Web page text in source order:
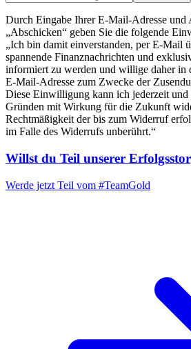
Durch Eingabe Ihrer E-Mail-Adresse und
„Abschicken“ geben Sie die folgende
„Ich bin damit einverstanden, per E-Mail
spannende Finanznachrichten und
informiert zu werden und willige daher in
E-Mail-Adresse zum Zwecke der
Diese Einwilligung kann ich jederzeit und
Gründen mit Wirkung für die Zukunft
Rechtmäßigkeit der bis zum Widerruf
im Falle des Widerrufs unberührt.“
Willst du Teil unserer
Werde jetzt Teil vom #TeamGold